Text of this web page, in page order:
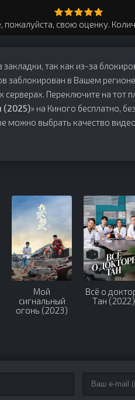
пожалуйста, свою оценку.
закладки, так как из-за
заблокирован в Вашем
серверах. Переключите на тот
(2025)» на Киного бесплатно,
можно выбрать качество
Мой
сигнальный
огонь (2023)
Всё о
Тан (2022)